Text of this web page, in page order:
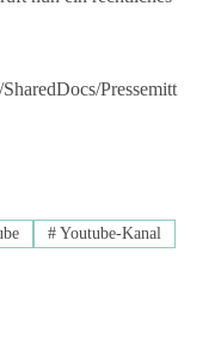
Pressemitt
# Youtube-Kanal